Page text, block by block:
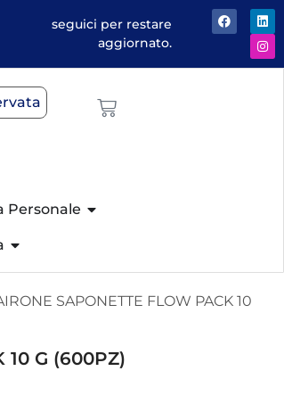
seguici per restare
aggiornato.
Personale
SAPONETTE FLOW PACK 10
10 G (600PZ)